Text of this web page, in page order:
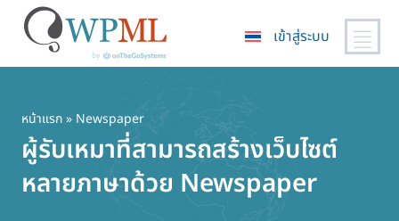
เนื้อหา
หลัก
เข้าสู่ระบบ
หน้าแรก» Newspaper
ผู้รับเหมาที่สามารถสร้างเว็บไซต์
หลายภาษาด้วย Newspaper